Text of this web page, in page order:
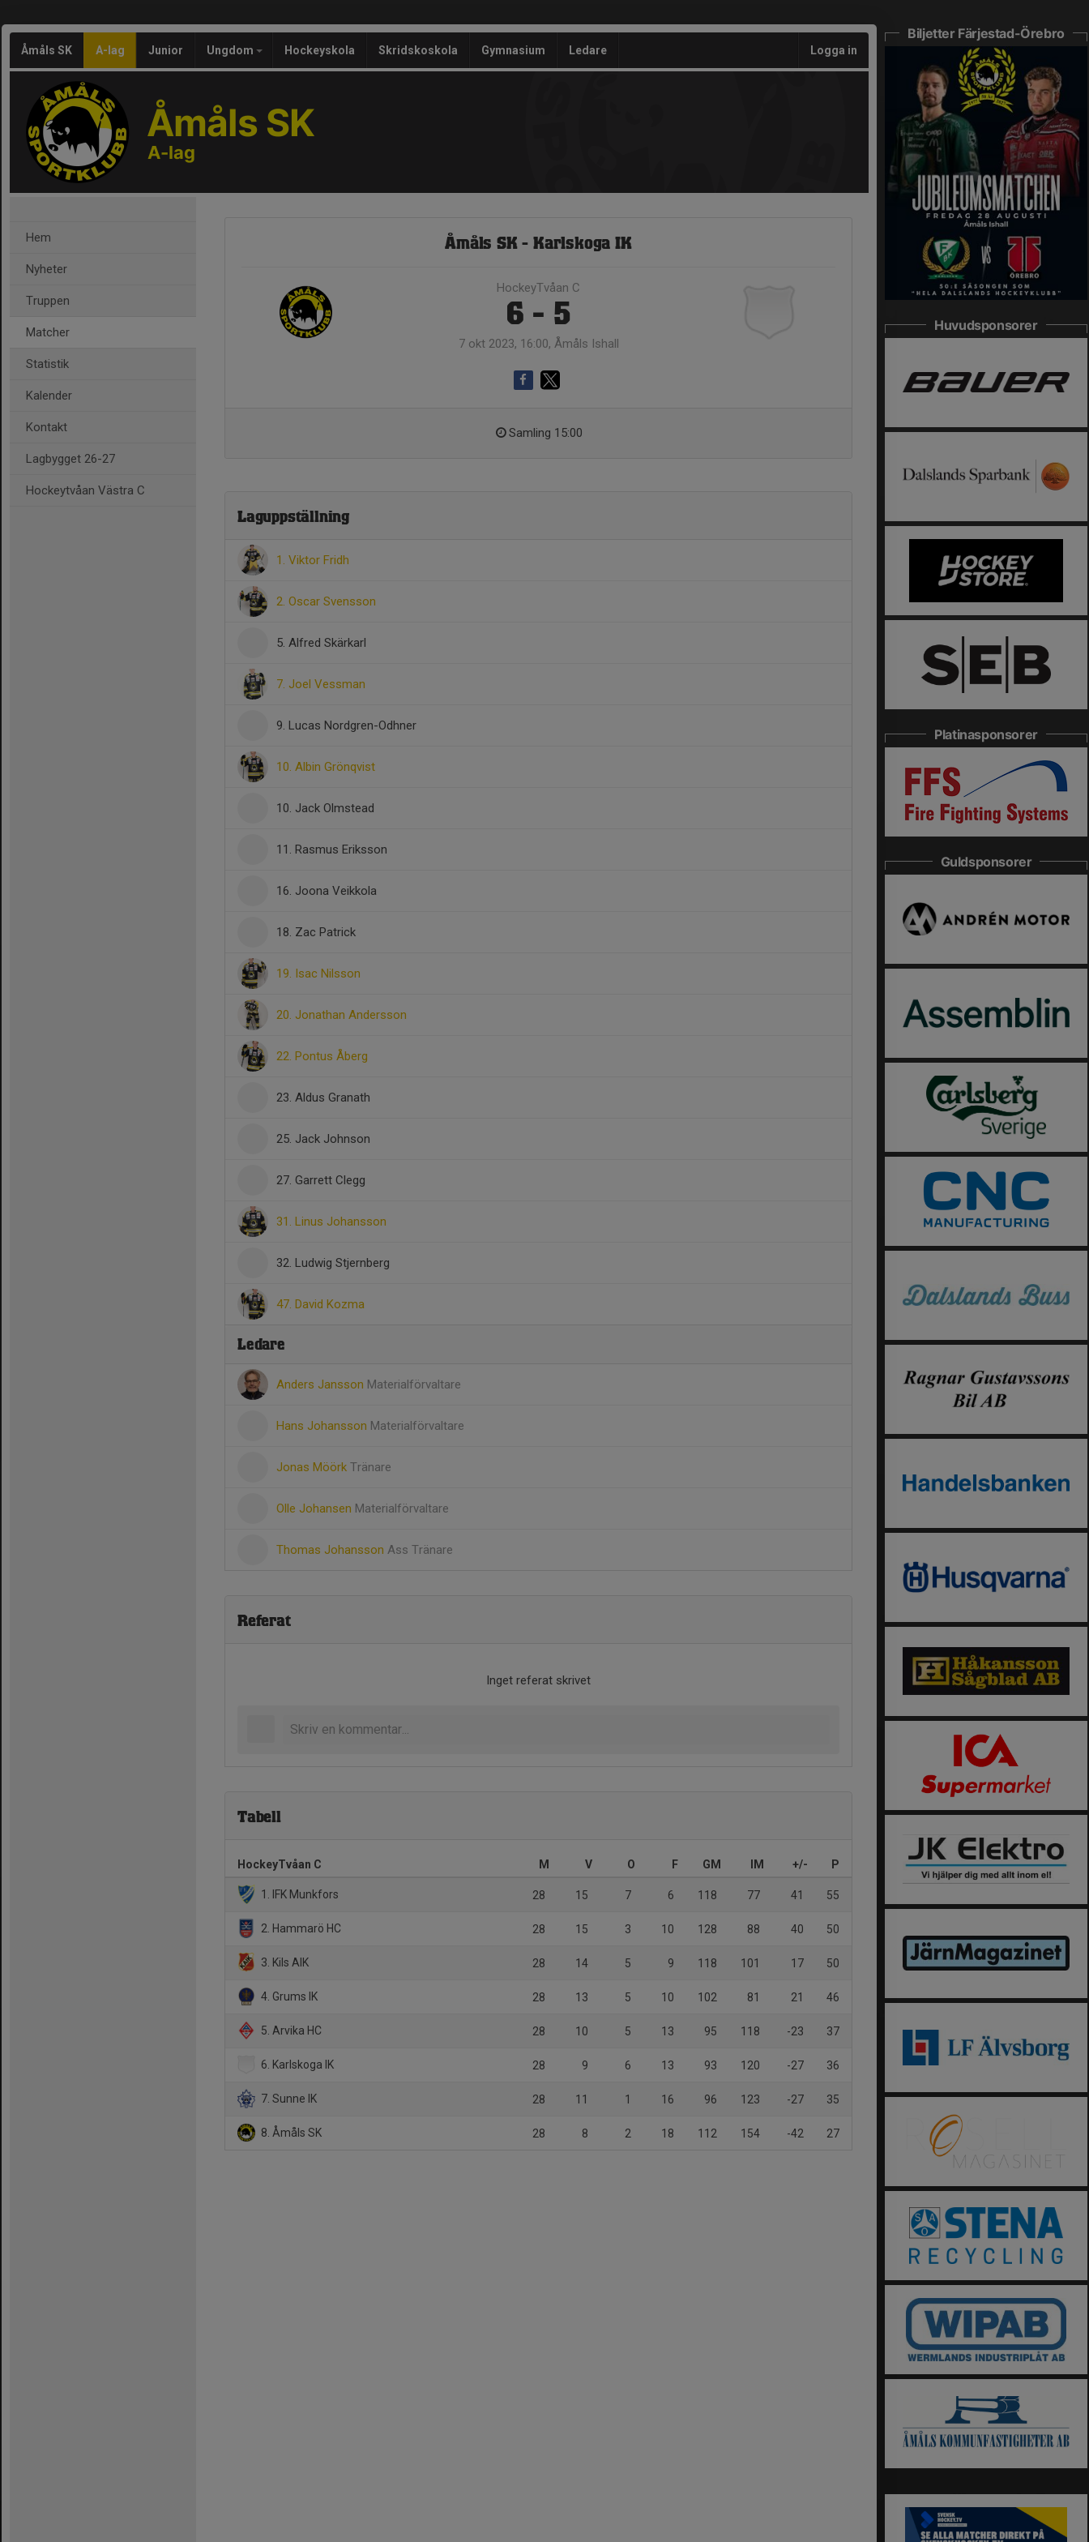
Åmåls SK A-lag Junior Ungdom Hockeyskola Skridskoskola Gymnasium Ledare Logga in
Åmåls SK
A-lag
Hem
Nyheter
Truppen
Matcher
Statistik
Kalender
Kontakt
Lagbygget 26-27
Hockeytvåan Västra C
Åmåls SK - Karlskoga IK
HockeyTvåan C
6 - 5
7 okt 2023, 16:00, Åmåls Ishall
Samling 15:00
Laguppställning
1. Viktor Fridh
2. Oscar Svensson
5. Alfred Skärkarl
7. Joel Vessman
9. Lucas Nordgren-Odhner
10. Albin Grönqvist
10. Jack Olmstead
11. Rasmus Eriksson
16. Joona Veikkola
18. Zac Patrick
19. Isac Nilsson
20. Jonathan Andersson
22. Pontus Åberg
23. Aldus Granath
25. Jack Johnson
27. Garrett Clegg
31. Linus Johansson
32. Ludwig Stjernberg
47. David Kozma
Ledare
Anders Jansson Materialförvaltare
Hans Johansson Materialförvaltare
Jonas Möörk Tränare
Olle Johansen Materialförvaltare
Thomas Johansson Ass Tränare
Referat
Inget referat skrivet
Tabell
HockeyTvåan C M V O F GM IM +/- P
1. IFK Munkfors 28 15 7 6 118 77 41 55
2. Hammarö HC 28 15 3 10 128 88 40 50
3. Kils AIK 28 14 5 9 118 101 17 50
4. Grums IK 28 13 5 10 102 81 21 46
5. Arvika HC 28 10 5 13 95 118 -23 37
6. Karlskoga IK 28 9 6 13 93 120 -27 36
7. Sunne IK 28 11 1 16 96 123 -27 35
8. Åmåls SK 28 8 2 18 112 154 -42 27
Biljetter Färjestad-Örebro
Huvudsponsorer
Platinasponsorer
Guldsponsorer